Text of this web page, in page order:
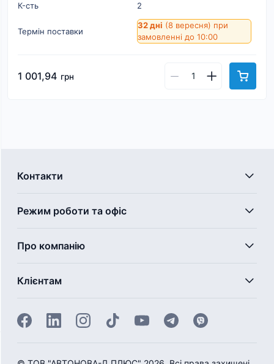
К-cть
2
Термін поставки
32 дні (8 вересня) при
замовленні до 10:00
1 001,94 грн
Контакти
Режим роботи та офіс
Про компанію
Клієнтам